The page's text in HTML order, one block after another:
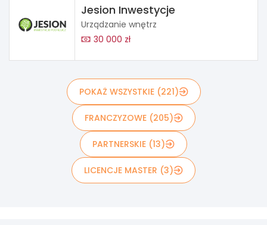
Jesion Inwestycje
Urządzanie wnętrz
30 000 zł
POKAŻ WSZYSTKIE (221)
FRANCZYZOWE (205)
PARTNERSKIE (13)
LICENCJE MASTER (3)